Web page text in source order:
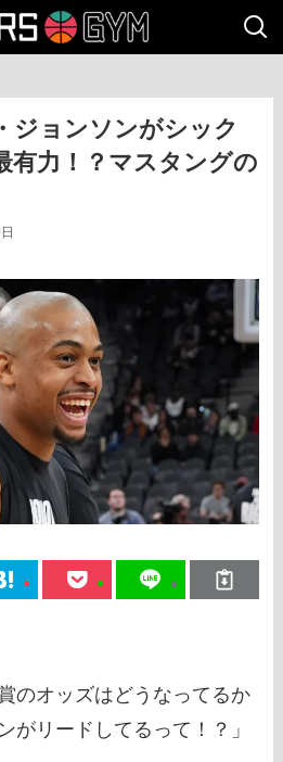
ジョンソンがシック
有力！？マスタングの
のオッズはどうなってるか
リードしてるって！？」